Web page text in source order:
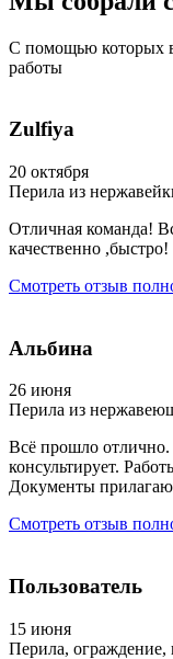
С помощью которых
работы
Zulfiya
20 октября
Перила из
Отличная команда!
качественно ,быстро!
Смотреть отзыв
Альбина
26 июня
Перила из
Всё прошло отлично.
консультирует.
Документы
Смотреть отзыв
Пользователь
15 июня
Перила,